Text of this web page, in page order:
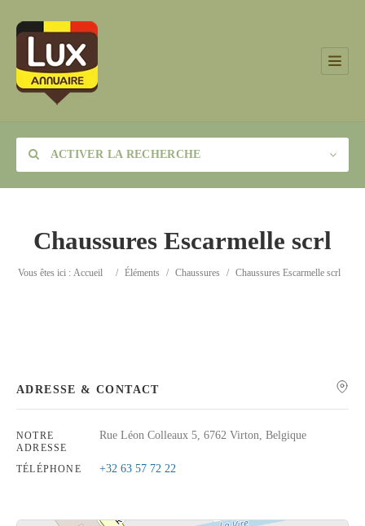
ACTIVER LA RECHERCHE
Catégorie
Chaussures Escarmelle scrl
Vous êtes ici : Accueil / Éléments / Chaussures / Chaussures Escarmelle scrl
ADRESSE & CONTACT
NOTRE
ADRESSE
Rue Léon Colleaux 5, 6762 Virton, Belgique
TÉLÉPHONE +32 63 57 72 22